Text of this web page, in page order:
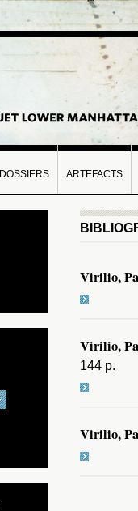
DOSSIERS ARTEFACTS
Virilio,
Virilio,
144 p.
Virilio,